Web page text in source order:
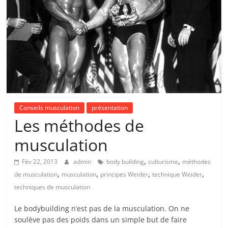
Conseils musculation présentation
Les méthodes de
musculation
Fév 22, 2013 admin body building,culturisme, méthodes
de musculation, musculation, principes Weider,technique Weider,
techniques de musculation
Le bodybuilding n’est pas de la musculation. On ne
soulève pas des poids dans un simple but de faire